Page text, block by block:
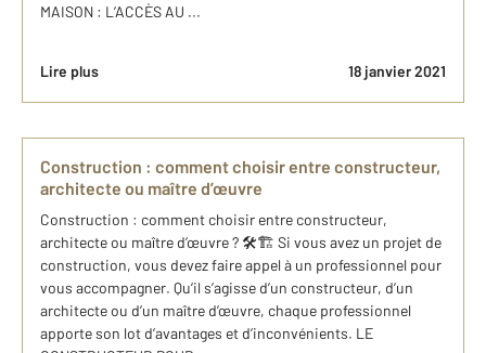
MAISON : L’ACCÈS AU ...
Lire plus 18 janvier 2021
Construction : comment choisir entre constructeur,
architecte ou maître d’œuvre
Construction : comment choisir entre constructeur,
architecte ou maître d’œuvre ? 🛠🏗 Si vous avez un projet de
construction, vous devez faire appel à un professionnel pour
vous accompagner. Qu’il s’agisse d’un constructeur, d’un
architecte ou d’un maître d’œuvre, chaque professionnel
apporte son lot d’avantages et d’inconvénients. LE